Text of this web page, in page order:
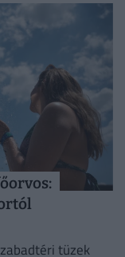
tüzek